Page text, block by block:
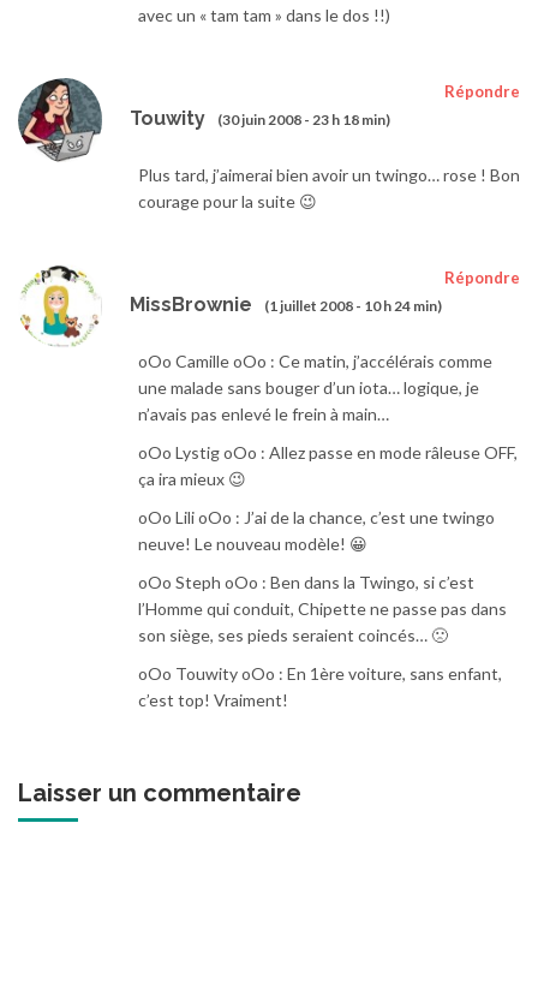
avec un « tam tam » dans le dos !!)
Touwity (30 juin 2008 - 23 h 18 min)
Répondre
Plus tard, j’aimerai bien avoir un twingo… rose ! Bon
courage pour la suite 😉
MissBrownie (1 juillet 2008 - 10 h 24 min)
Répondre
oOo Camille oOo : Ce matin, j’accélérais comme
une malade sans bouger d’un iota… logique, je
n’avais pas enlevé le frein à main…
oOo Lystig oOo : Allez passe en mode râleuse OFF,
ça ira mieux 😉
oOo Lili oOo : J’ai de la chance, c’est une twingo
neuve! Le nouveau modèle! 😀
oOo Steph oOo : Ben dans la Twingo, si c’est
l’Homme qui conduit, Chipette ne passe pas dans
son siège, ses pieds seraient coincés… 🙁
oOo Touwity oOo : En 1ère voiture, sans enfant,
c’est top! Vraiment!
Laisser un commentaire